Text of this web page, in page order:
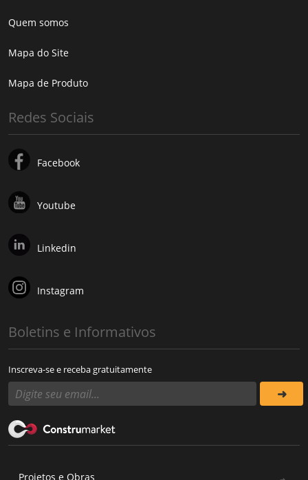
Quem somos
Mapa do Site
Mapa de Produto
Redes Sociais
Facebook
Youtube
Linkedin
Instagram
Boletins e Informativos
Inscreva-se e receba gratuitamente
Projetos e Obras